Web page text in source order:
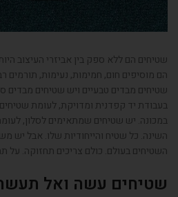
שטיחים הם ללא ספק בין אביזרי העיצוב
הם מוסיפים חום, חמימות, נעימות, תורמים
שטיחים מבדים טבעיים ויש שטיחים מבדים
בעבודת יד קפדנית ומדויקת,לעומת
במכונה. יש שטיחים שמתאימים לסלון,
השינה. כל שטיח והייחודיות שלו. אבל יש
השטיחים בעולם. כולם צריכים תחזוקה. על
שטיחים עשה ואל